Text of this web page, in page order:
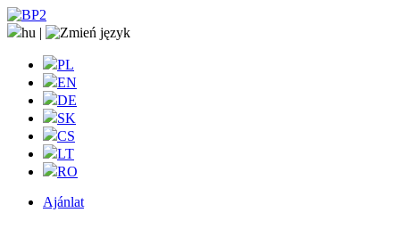
hu |
PL
EN
DE
SK
CS
LT
RO
Ajánlat